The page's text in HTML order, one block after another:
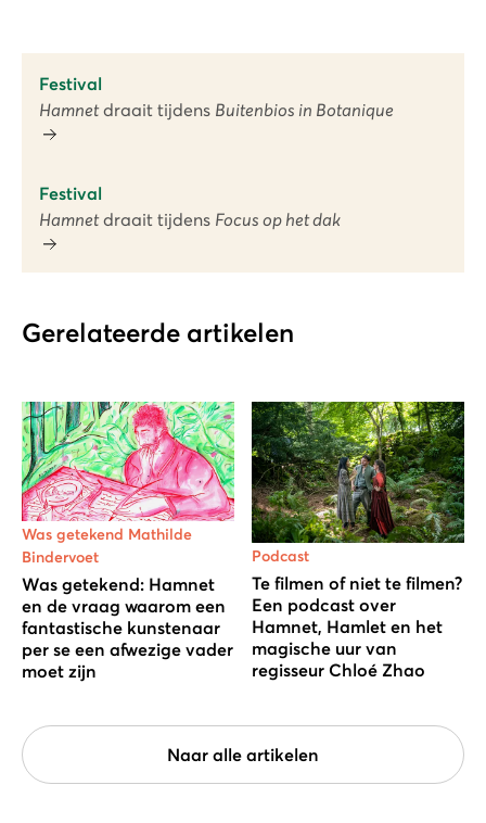
Festival
Hamnetdraait tijdens Buitenbios in Botanique
Festival
Hamnetdraait tijdens Focus op het dak
Gerelateerde artikelen
Was getekend Mathilde
Bindervoet
Was getekend: Hamnet
en de vraag waarom een
fantastische kunstenaar
per se een afwezige vader
moet zijn
Podcast
Te filmen of niet te filmen?
Een podcast over
Hamnet, Hamlet en het
magische uur van
regisseur Chloé Zhao
Naar alle artikelen